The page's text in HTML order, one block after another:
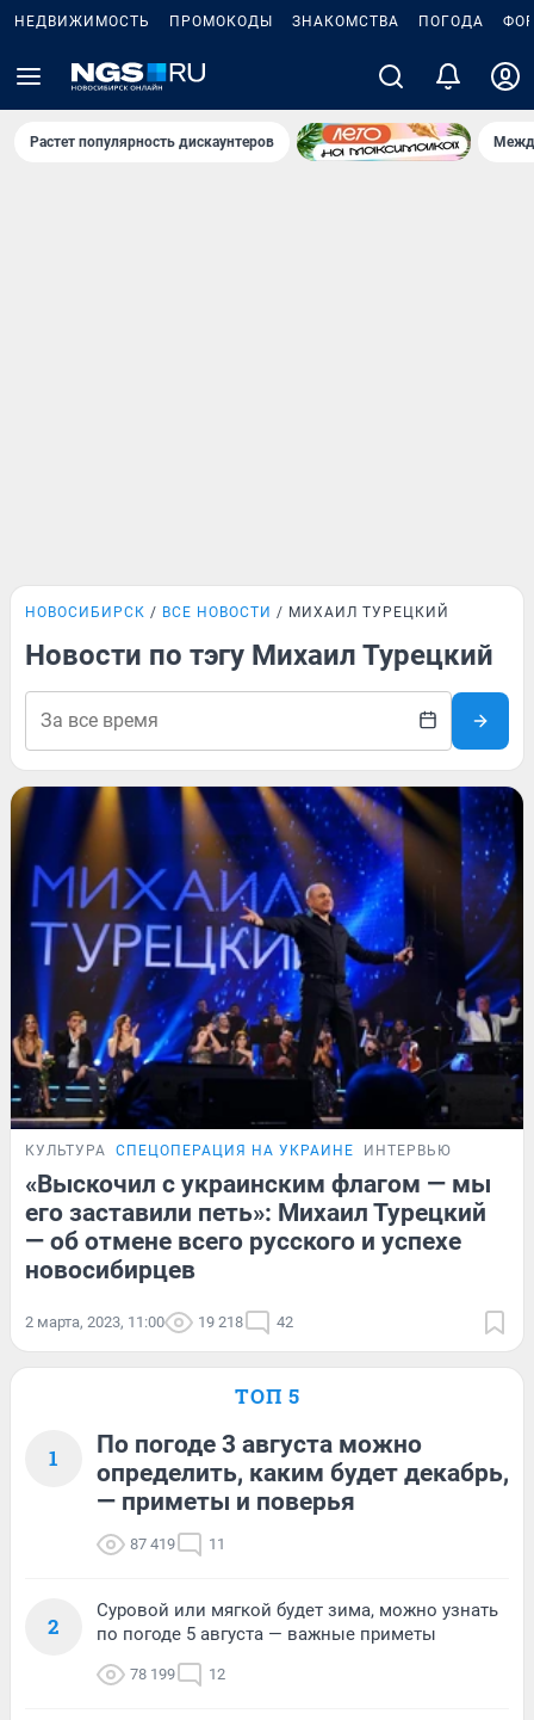
НЕДВИЖИМОСТЬ ПРОМОКОДЫ ЗНАКОМСТВА ПОГОДА
Растет популярность дискаунтеров
НОВОСИБИРСК ВСЕ НОВОСТИ МИХАИЛ ТУРЕЦКИЙ
Новости по тэгу Михаил Турецкий
КУЛЬТУРА СПЕЦОПЕРАЦИЯ НА УКРАИНЕ ИНТЕРВЬЮ
«Выскочил с украинским флагом — мы
его заставили петь»: Михаил Турецкий
— об отмене всего русского и успехе
новосибирцев
2 марта, 2023, 11:00 19 218 42
ТОП 5
1
По погоде 3 августа можно
определить, каким будет декабрь,
— приметы и поверья
87 419 11
2
Суровой или мягкой будет зима, можно узнать
по погоде 5 августа — важные приметы
78 199 12